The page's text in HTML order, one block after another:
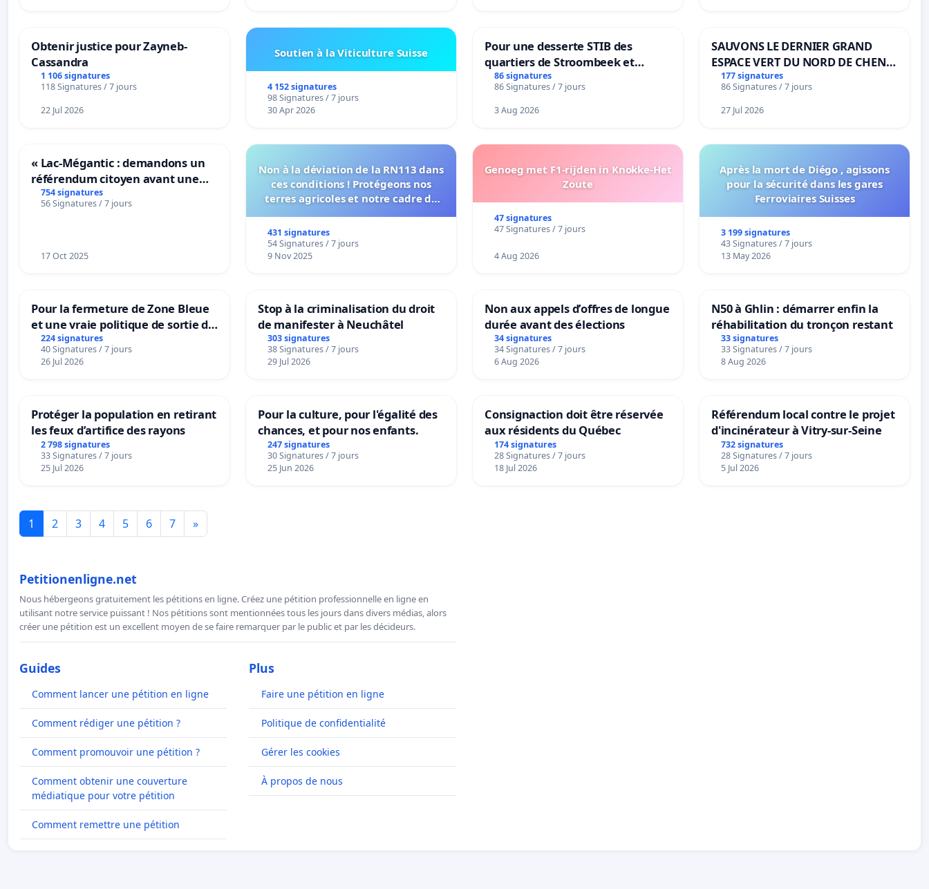
Obtenir justice pour Zayneb-
Cassandra
1 106 signatures
118 Signatures / 7 jours
22 Jul 2026
Soutien à la Viticulture Suisse
4 152 signatures
98 Signatures / 7 jours
30 Apr 2026
Pour une desserte STIB des
quartiers de Stroombeek et
Beauval - Voor een MIVB-
bediening van de wijken
Strombeek en Het Voor
86 signatures
86 Signatures / 7 jours
3 Aug 2026
SAUVONS LE DERNIER GRAND
ESPACE VERT DU NORD DE CHENE-
BOUGERIES
177 signatures
86 Signatures / 7 jours
27 Jul 2026
« Lac-Mégantic : demandons un
référendum citoyen avant une
transformation irréversible de
notre territoire »
754 signatures
56 Signatures / 7 jours
17 Oct 2025
Non à la déviation de la RN113 dans
ces conditions ! Protégeons nos
terres agricoles et notre cadre de
431 signatures
54 Signatures / 7 jours
9 Nov 2025
Genoeg met F1-rijden in Knokke-Het
Zoute
47 signatures
47 Signatures / 7 jours
4 Aug 2026
Après la mort de Diégo , agissons
pour la sécurité dans les gares
Ferroviaires Suisses
3 199 signatures
43 Signatures / 7 jours
13 May 2026
Pour la fermeture de Zone Bleue
et une vraie politique de sortie de
la dépendance
224 signatures
40 Signatures / 7 jours
26 Jul 2026
Stop à la criminalisation du droit
de manifester à Neuchâtel
303 signatures
38 Signatures / 7 jours
29 Jul 2026
Non aux appels d’offres de longue
durée avant des élections
34 signatures
34 Signatures / 7 jours
6 Aug 2026
N50 à Ghlin : démarrer enfin la
réhabilitation du tronçon restant
33 signatures
33 Signatures / 7 jours
8 Aug 2026
Protéger la population en retirant
les feux d’artifice des rayons
2 798 signatures
33 Signatures / 7 jours
25 Jul 2026
Pour la culture, pour l'égalité des
chances, et pour nos enfants.
247 signatures
30 Signatures / 7 jours
25 Jun 2026
Consignaction doit être réservée
aux résidents du Québec
174 signatures
28 Signatures / 7 jours
18 Jul 2026
Référendum local contre le projet
d'incinérateur à Vitry-sur-Seine
732 signatures
28 Signatures / 7 jours
5 Jul 2026
1 2 3 4 5 6 7 »
Petitionenligne.net
Nous hébergeons gratuitement les pétitions en ligne. Créez une pétition professionnelle en ligne en
utilisant notre service puissant ! Nos pétitions sont mentionnées tous les jours dans divers médias, alors
créer une pétition est un excellent moyen de se faire remarquer par le public et par les décideurs.
Guides
Comment lancer une pétition en ligne
Comment rédiger une pétition ?
Comment promouvoir une pétition ?
Comment obtenir une couverture
médiatique pour votre pétition
Comment remettre une pétition
Plus
Faire une pétition en ligne
Politique de confidentialité
Gérer les cookies
À propos de nous